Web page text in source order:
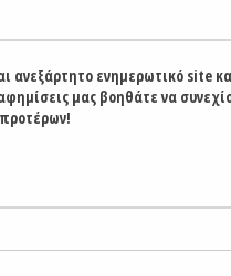
ανεξάρτητο ενημερωτικό site
μας βοηθάτε να